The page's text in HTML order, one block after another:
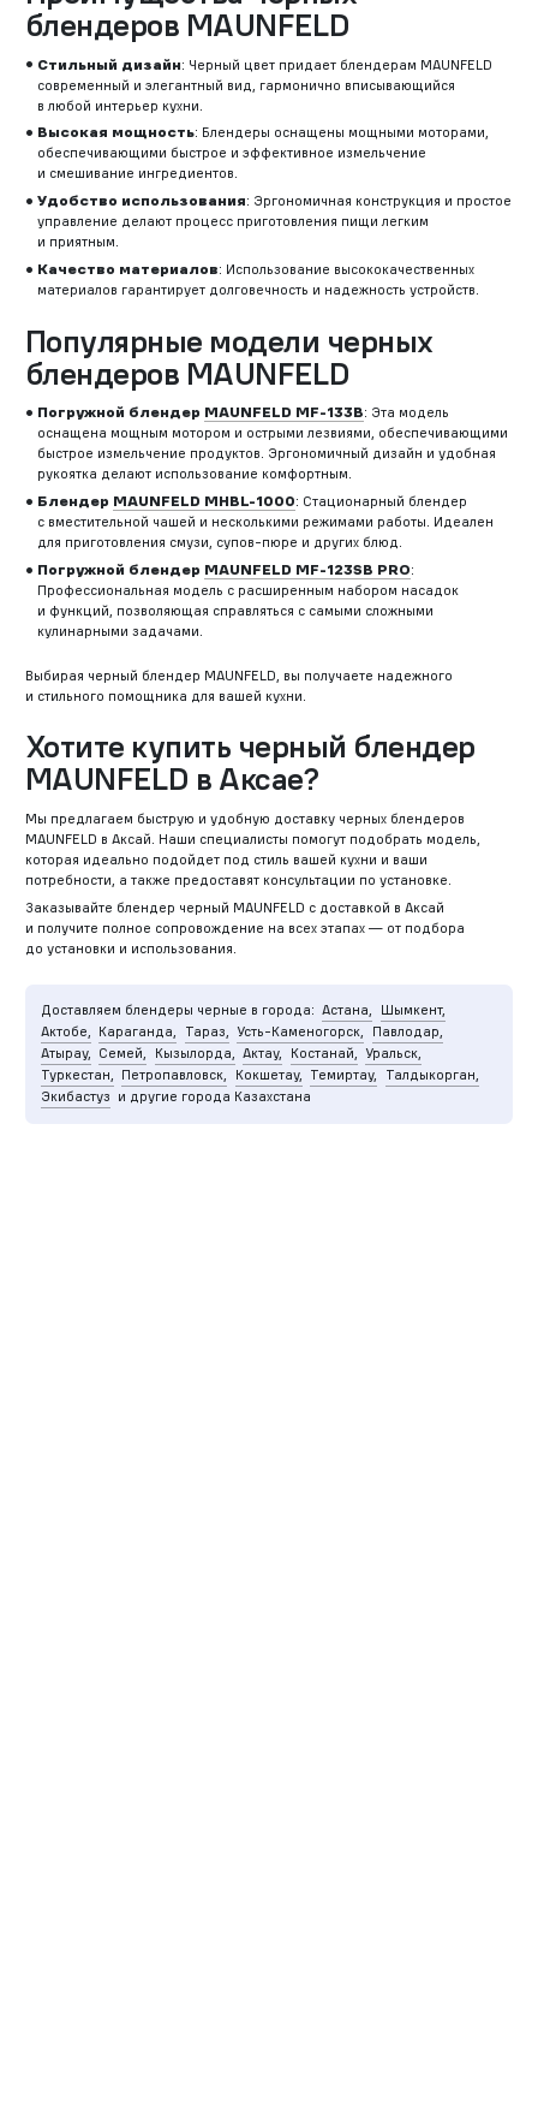
блендеров MAUNFELD
Стильный дизайн: Черный цвет придает блендерам MAUNFELD
современный и элегантный вид, гармонично вписывающийся
в любой интерьер кухни.
Высокая мощность: Блендеры оснащены мощными моторами,
обеспечивающими быстрое и эффективное измельчение
и смешивание ингредиентов.
Удобство использования: Эргономичная конструкция и простое
управление делают процесс приготовления пищи легким
и приятным.
Качество материалов: Использование высококачественных
материалов гарантирует долговечность и надежность устройств.
Популярные модели черных
блендеров MAUNFELD
Погружной блендер MAUNFELD MF-133B: Эта модель
оснащена мощным мотором и острыми лезвиями, обеспечивающими
быстрое измельчение продуктов. Эргономичный дизайн и удобная
рукоятка делают использование комфортным.
Блендер MAUNFELD MHBL-1000: Стационарный блендер
с вместительной чашей и несколькими режимами работы. Идеален
для приготовления смузи, супов-пюре и других блюд.
Погружной блендер MAUNFELD MF-123SB PRO:
Профессиональная модель с расширенным набором насадок
и функций, позволяющая справляться с самыми сложными
кулинарными задачами.
Выбирая черный блендер MAUNFELD, вы получаете надежного
и стильного помощника для вашей кухни.
Хотите купить черный блендер
MAUNFELD в Аксае?
Мы предлагаем быструю и удобную доставку черных блендеров
MAUNFELD в Аксай. Наши специалисты помогут подобрать модель,
которая идеально подойдет под стиль вашей кухни и ваши
потребности, а также предоставят консультации по установке.
Заказывайте блендер черный MAUNFELD с доставкой в Аксай
и получите полное сопровождение на всех этапах — от подбора
до установки и использования.
Доставляем блендеры черные в города: Астана,
Шымкент,
Актобе, Караганда, Тараз, Усть-Каменогорск,
Павлодар,
Атырау, Семей, Кызылорда, Актау, Костанай, Уральск,
Туркестан, Петропавловск, Кокшетау, Темиртау,
Талдыкорган,
Экибастуз и другие города Казахстана